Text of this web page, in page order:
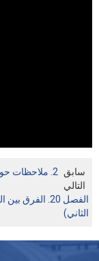
سابق
2. ملاحظات حول تجارة الصلب الدولية - حول المخزون
التالي
الثاني)